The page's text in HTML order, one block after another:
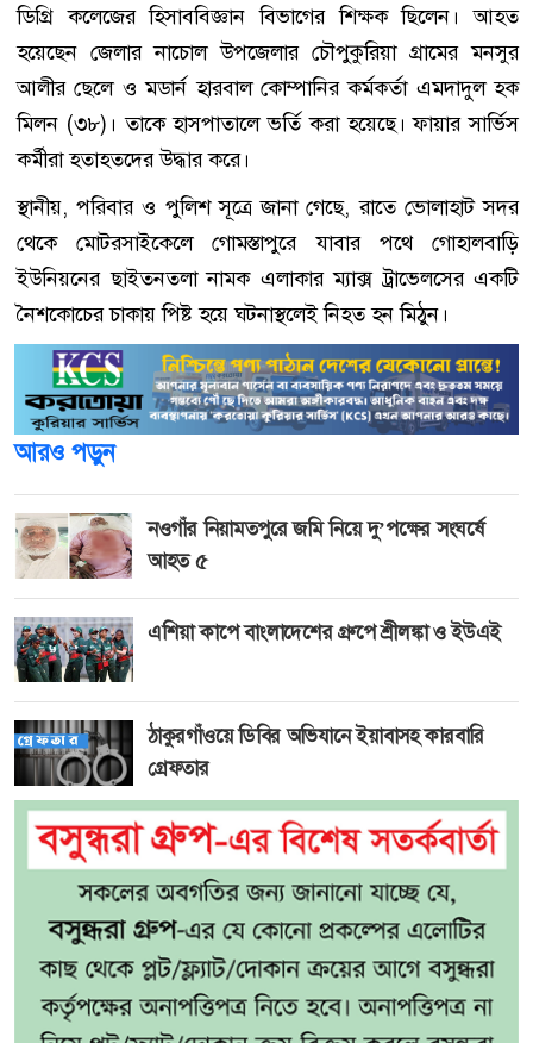
ডিগ্রি কলেজের হিসাববিজ্ঞান বিভাগের শিক্ষক ছিলেন। আহত
হয়েছেন জেলার নাচোল উপজেলার চৌপুকুরিয়া গ্রামের মনসুর
আলীর ছেলে ও মডার্ন হারবাল কোম্পানির কর্মকর্তা এমদাদুল হক
মিলন (৩৮)। তাকে হাসপাতালে ভর্তি করা হয়েছে। ফায়ার সার্ভিস
কর্মীরা হতাহতদের উদ্ধার করে।
স্থানীয়, পরিবার ও পুলিশ সূত্রে জানা গেছে, রাতে ভোলাহাট সদর
থেকে মোটরসাইকেলে গোমস্তাপুরে যাবার পথে গোহালবাড়ি
ইউনিয়নের ছাইতনতলা নামক এলাকার ম্যাক্স ট্রাভেলসের একটি
নৈশকোচের চাকায় পিষ্ট হয়ে ঘটনাস্থলেই নিহত হন মিঠুন।
আরও পড়ুন
নওগাঁর নিয়ামতপুরে জমি নিয়ে দু’পক্ষের সংঘর্ষে
আহত ৫
এশিয়া কাপে বাংলাদেশের গ্রুপে শ্রীলঙ্কা ও ইউএই
ঠাকুরগাঁওয়ে ডিবির অভিযানে ইয়াবাসহ কারবারি
গ্রেফতার